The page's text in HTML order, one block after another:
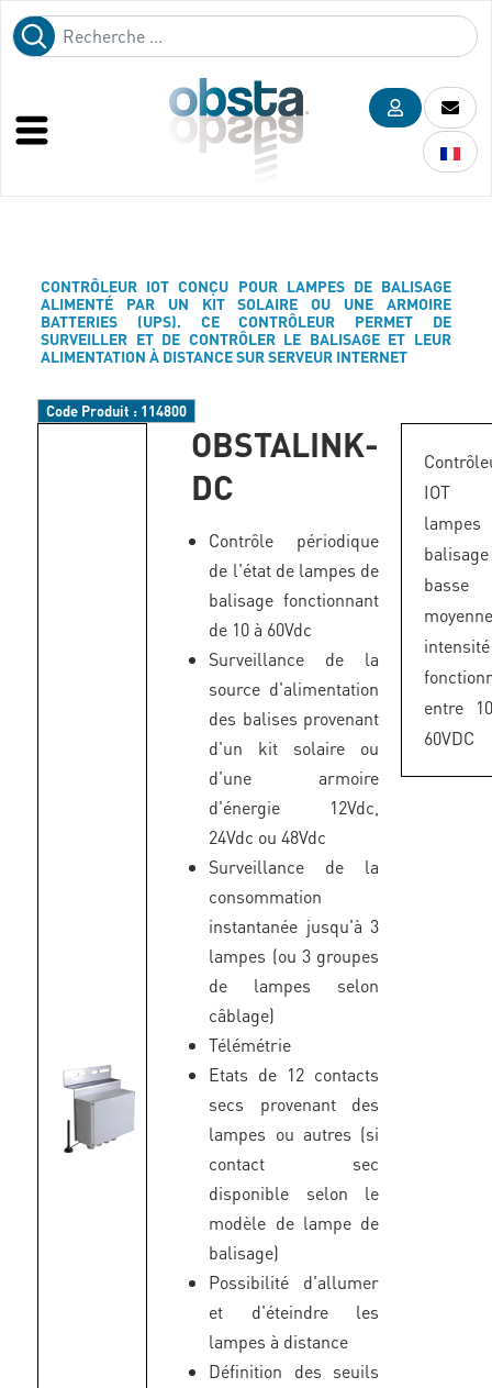
CONTRÔLEUR IOT CONÇU POUR LAMPES DE BALISAGE
ALIMENTÉ PAR UN KIT SOLAIRE OU UNE ARMOIRE
BATTERIES (UPS). CE CONTRÔLEUR PERMET DE
SURVEILLER ET DE CONTRÔLER LE BALISAGE ET LEUR
ALIMENTATION À DISTANCE SUR SERVEUR INTERNET
Code Produit : 114800
OBSTALINK-
DC
Contrôle périodique
de l'état de lampes de
balisage fonctionnant
de 10 à 60Vdc
Surveillance de la
source d'alimentation
des balises provenant
d'un kit solaire ou
d'une armoire
d'énergie 12Vdc,
24Vdc ou 48Vdc
Surveillance de la
consommation
instantanée jusqu'à 3
lampes (ou 3 groupes
de lampes selon
câblage)
Télémétrie
Etats de 12 contacts
secs provenant des
lampes ou autres (si
contact sec
disponible selon le
modèle de lampe de
balisage)
Possibilité d'allumer
et d'éteindre les
lampes à distance
Définition des seuils
IOT
balisage
intensité
entre
60VDC